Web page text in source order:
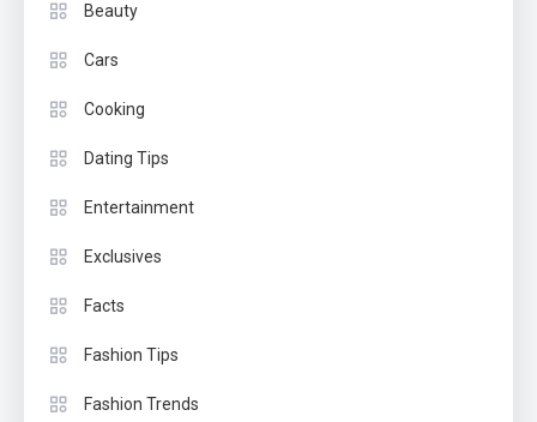
Beauty
Cars
Cooking
Dating Tips
Entertainment
Exclusives
Facts
Fashion Tips
Fashion Trends